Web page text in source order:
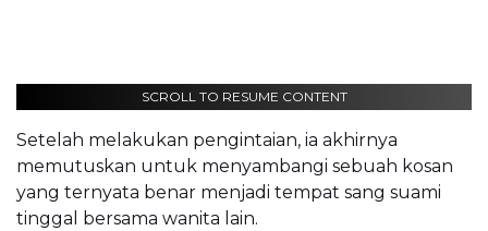
SCROLL TO RESUME CONTENT
Setelah melakukan pengintaian, ia akhirnya
memutuskan untuk menyambangi sebuah kosan
yang ternyata benar menjadi tempat sang suami
tinggal bersama wanita lain.